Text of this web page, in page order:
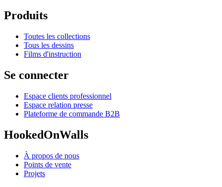
Produits
Toutes les collections
Tous les dessins
Films d'instruction
Se connecter
Espace clients professionnel
Espace relation presse
Plateforme de commande B2B
HookedOnWalls
À propos de nous
Points de vente
Projets